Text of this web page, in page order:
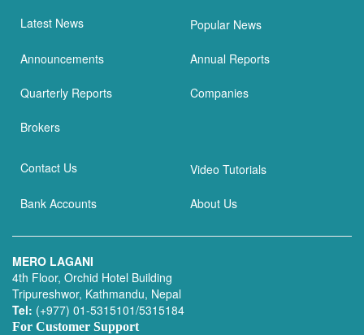
Latest News Popular News
Announcements Annual Reports
Quarterly Reports Companies
Brokers
Contact Us Video Tutorials
Bank Accounts About Us
MERO LAGANI
4th Floor, Orchid Hotel Building
Tripureshwor, Kathmandu, Nepal
Tel: (+977) 01-5315101/5315184
For Customer Support